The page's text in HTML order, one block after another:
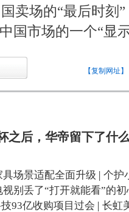
卖场的“最后时刻”
国市场的一个“显
【复制网址】
之后，华帝留下了什
具场景适配全面升级 | 个护
视别丢了“打开就能看”的初
93亿收购项目过会 | 长虹